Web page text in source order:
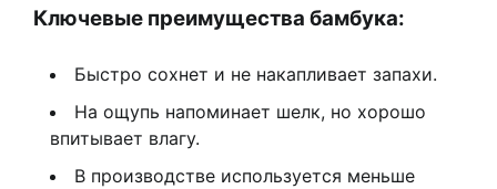
Ключевые преимущества бамбука:
Быстро сохнет и не накапливает запахи.
На ощупь напоминает шелк, но хорошо
впитывает влагу.
В производстве используется меньше